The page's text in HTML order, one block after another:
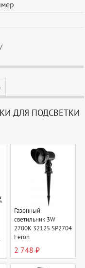
ДЛЯ ПОДСВЕТКИ
Газонный
светильник 3W
2700К 32125 SP2704
Feron
2 748 ₽